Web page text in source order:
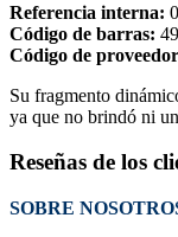
Referencia interna:
Código de barras:
Código de
Su fragmento
ya que no brindó ni
Reseñas de los
SOBRE